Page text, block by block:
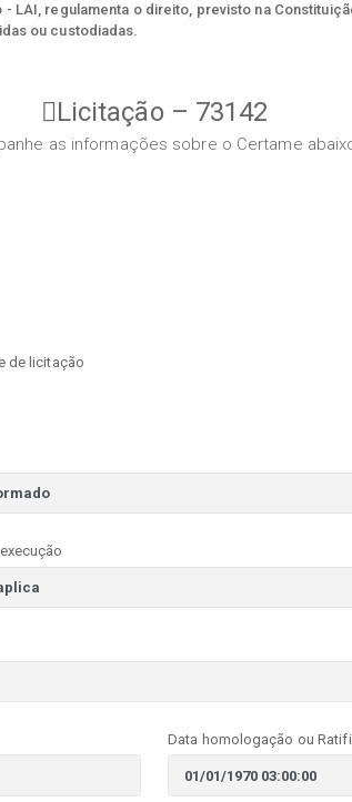
LAI, regulamenta o direito, previsto na
ou custodiadas.
Licitação – 73142
as informações sobre o Certame
de licitação
Data homologação ou